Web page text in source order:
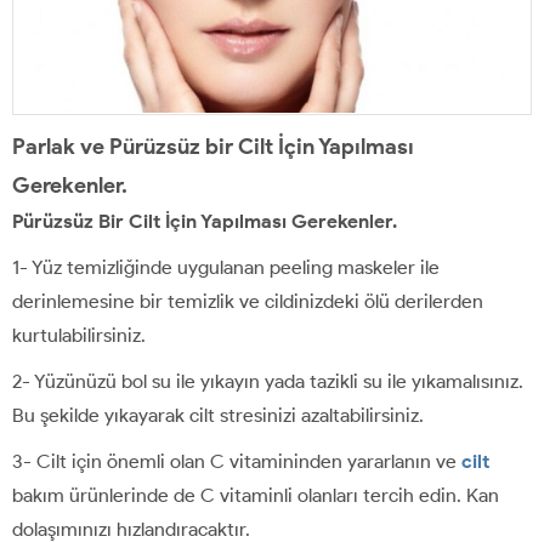
Parlak ve Pürüzsüz bir Cilt İçin Yapılması
Gerekenler.
Pürüzsüz Bir Cilt İçin Yapılması Gerekenler.
1- Yüz temizliğinde uygulanan peeling maskeler ile
derinlemesine bir temizlik ve cildinizdeki ölü derilerden
kurtulabilirsiniz.
2- Yüzünüzü bol su ile yıkayın yada tazikli su ile yıkamalısınız.
Bu şekilde yıkayarak cilt stresinizi azaltabilirsiniz.
3- Cilt için önemli olan C vitamininden yararlanın ve cilt
bakım ürünlerinde de C vitaminli olanları tercih edin. Kan
dolaşımınızı hızlandıracaktır.